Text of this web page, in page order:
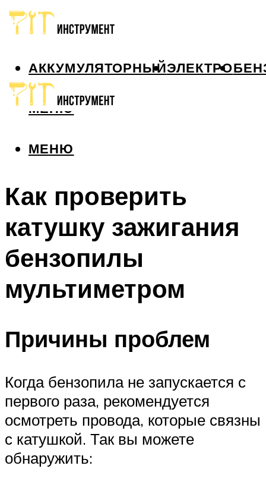
АККУМУЛЯТОРНЫЙЭЛЕКТРО
МЕНЮ
МЕНЮ
Как проверить
катушку зажигания
бензопилы
мультиметром
Причины проблем
Когда бензопила не запускается с
первого раза, рекомендуется
осмотреть провода, которые связны
с катушкой. Так вы можете
обнаружить: